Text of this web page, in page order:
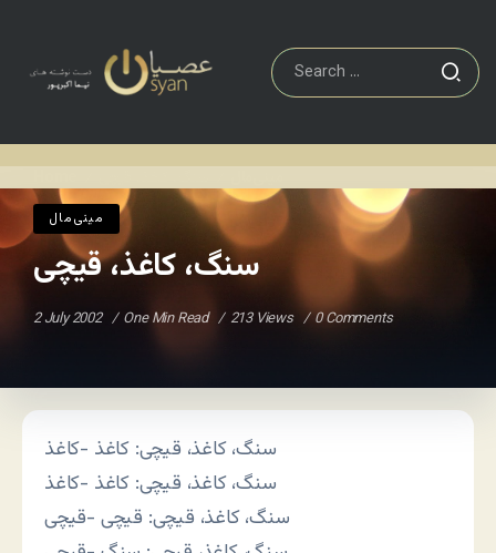
مينی‌مال
سنگ، کاغذ، قیچی
2 July 2002 One Min Read 213 Views 0 Comments
سنگ، کاغذ، قیچی: کاغذ -کاغذ
سنگ، کاغذ، قیچی: کاغذ -کاغذ
سنگ، کاغذ، قیچی: قیچی -قیچی